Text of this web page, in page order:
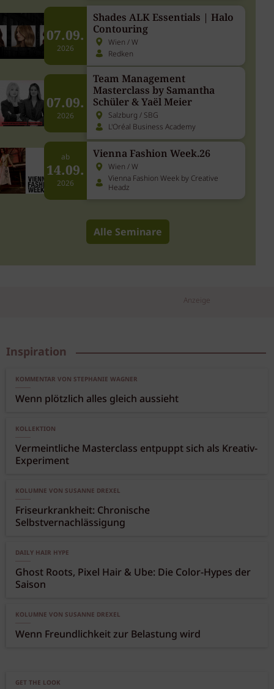
07.09.
2026
Shades ALK Essentials | Halo
Contouring
Wien / W
Redken
07.09.
2026
Team Management
Masterclass by Samantha
Schüler & Yaël Meier
Salzburg / SBG
L'Oréal Business Academy
ab
14.09.
2026
Vienna Fashion Week.26
Wien / W
Vienna Fashion Week by Creative
Headz
Alle Seminare
Anzeige
Inspiration
KOMMENTAR VON STEPHANIE WAGNER
Wenn plötzlich alles gleich aussieht
KOLLEKTION
Vermeintliche Masterclass entpuppt sich als Kreativ-
Experiment
KOLUMNE VON SUSANNE DREXEL
Friseurkrankheit: Chronische
Selbstvernachlässigung
DAILY HAIR HYPE
Ghost Roots, Pixel Hair & Ube: Die Color-Hypes der
Saison
KOLUMNE VON SUSANNE DREXEL
Wenn Freundlichkeit zur Belastung wird
GET THE LOOK